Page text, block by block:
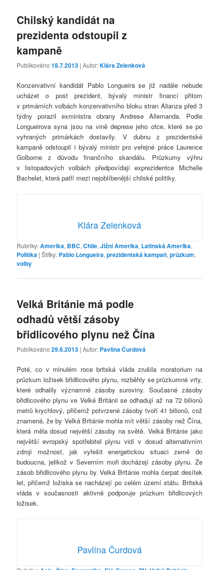
Chilský kandidát na
prezidenta odstoupil z
kampaně
Publikováno18.7.2013 | Autor:Klára Zelenková
Konzervativní kandidát Pablo Longueira se již nadále nebude
ucházet o post prezident, bývalý ministr financí přitom
v primárních volbách konzervativního bloku stran Alianza před 3
týdny porazil exministra obrany Andrese Allemanda. Podle
Longueirova syna jsou na vině deprese jeho otce, které se po
vyhraných primárkách dostavily. V dubnu z prezidentské
kampaně odstoupil i bývalý ministr pro veřejné práce Laurence
Golborne z důvodu finančního skandálu. Průzkumy výhru
v listopadových volbách předpovídají exprezidentce Michelle
Bachelet, která patří mezi nejoblíbenější chilské politiky.
Klára Zelenková
Rubriky:Amerika, BBC,Chile,Jižní Amerika, Latinská Amerika,
Politika |Štítky: Pablo Longueira,prezidentská kampaň,průzkum,
volby
Velká Británie má podle
odhadů větší zásoby
břidlicového plynu než Čína
Publikováno29.6.2013 | Autor: Pavlína Čurdová
Poté, co v minulém roce britská vláda zrušila moratorium na
průzkum ložisek břidlicového plynu, rozběhly se průzkumné vrty,
které odhalily významné zásoby suroviny. Současné zásoby
břidlicového plynu ve Velké Británii se odhadují až na 72 bilionů
metrů krychlový, přičemž potvrzené zásoby tvoří 41 bilionů, což
znamená, že by Velká Británie mohla mít větší zásoby než Čína,
která měla dosud největší zásoby na světě. Velká Británie jako
největší evropský spotřebitel plynu vidí v dosud alternativním
zdroji možnost, jak vyřešit energetickou situaci země do
budoucna, jelikož v Severním moři docházejí zásoby plynu. Ze
zásob břidlicového plynu by Velká Británie mohla čerpat desítek
let, přičemž ložiska se nacházejí po celém území státu. Britská
vláda v současnosti aktivně podporuje průzkum břidlicových
ložisek.
Pavlína Čurdová